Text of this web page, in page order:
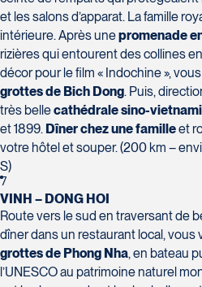
et les salons d’apparat. La famille
intérieure. Après unepromenade
rizières qui entourent des collines
décor pour le film « Indochine »,
grottes de Bich Dong. Puis,
très bellecathédrale sino-
et 1899. Dîner chez une familleet
votre hôtel et souper. (200 km –
S)
7
VINH – DONG HOI
Route vers le sud en traversant de
dîner dans un restaurant local,
grottes de Phong Nha, en bateau
l’UNESCO au patrimoine naturel
Voyages Transat St-Bruno
117 Boulevard Les Promenades -
Promenades St-Bruno
Saint-Bruno-de-Montarville
J3V 5K2
Tél :450-441-1220 / 1-833-487-
Tél :418-847-1023 / 1-888-686-
Voyages Thomassin St-Hilaire
1100 Boulevard de La Chaudière
Québec
G1Y 0A1
Tél : 418-948-8488